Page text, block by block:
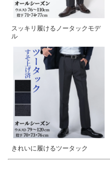
スッキリ履けるノータックモデ
ル
きれいに履けるツータック